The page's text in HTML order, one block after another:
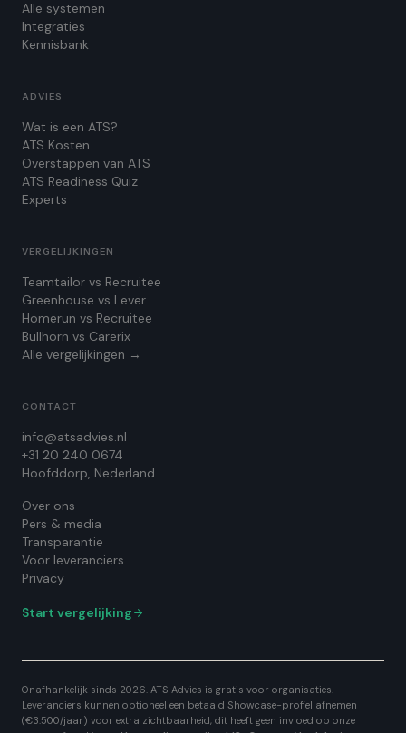
Alle systemen
Integraties
Kennisbank
ADVIES
Wat is een ATS?
ATS Kosten
Overstappen van ATS
ATS Readiness Quiz
Experts
VERGELIJKINGEN
Teamtailor vs Recruitee
Greenhouse vs Lever
Homerun vs Recruitee
Bullhorn vs Carerix
Alle vergelijkingen →
CONTACT
info@atsadvies.nl
+31 20 240 0674
Hoofddorp, Nederland
Over ons
Pers & media
Transparantie
Voor leveranciers
Privacy
Start vergelijking
Onafhankelijk sinds 2026. ATS Advies is gratis voor organisaties.
Leveranciers kunnen optioneel een betaald Showcase-profiel afnemen
(€3.500/jaar) voor extra zichtbaarheid, dit heeft geen invloed op onze